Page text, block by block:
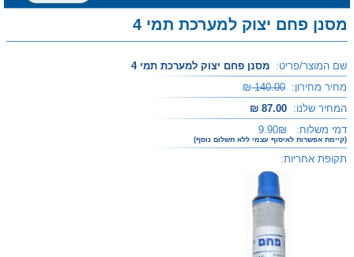
מסנן פחם יצוק למערכת תמי 4
שם המוצר/פריט: מסנן פחם יצוק למערכת תמי 4
מחיר מחירון:
₪140.00
המחיר שלנו: ₪ 87.00
דמי משלוח:
₪
9.90
(קיימת אפשרות לאיסוף עצמי ללא תשלום נוסף)
תקופת אחריות: